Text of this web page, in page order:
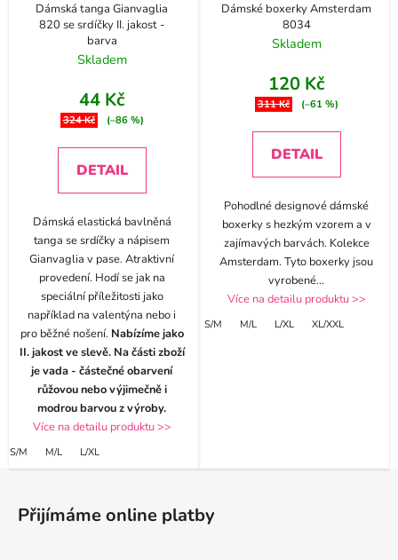
Dámská tanga Gianvaglia
820 se srdíčky II. jakost -
barva
Skladem
44 Kč
324 Kč (–86 %)
DETAIL
Dámská elastická bavlněná
tanga se srdíčky a nápisem
Gianvaglia v pase. Atraktivní
provedení. Hodí se jak na
speciální příležitosti jako
například na valentýna nebo i
pro běžné nošení. Nabízíme jako
II. jakost ve slevě. Na části zboží
je vada - částečné obarvení
růžovou nebo výjimečně i
modrou barvou z výroby.
Více na detailu produktu >>
S/M M/L L/XL
Dámské boxerky Amsterdam
8034
Skladem
120 Kč
311 Kč (–61 %)
DETAIL
Pohodlné designové dámské
boxerky s hezkým vzorem a v
zajímavých barvách. Kolekce
Amsterdam. Tyto boxerky jsou
vyrobené...
Více na detailu produktu >>
S/M M/L L/XL XL/XXL
Z
Přijímáme online platby